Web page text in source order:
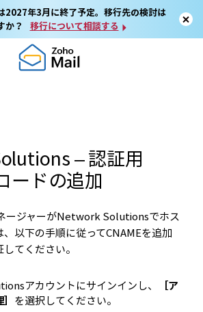
年3月に終了予定。移行先の検討は
か？
移行について相談する
– 認証用
ードの追加
ージャーがNetwork Solutionsでホス
、以下の手順に従ってCNAMEを追加
てください。
アカウントにサインインし、
［ア
を選択してください。